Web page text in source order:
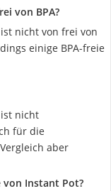
von BPA?
nicht von frei von
einige BPA-freie
nicht
für die
aber
Instant Pot?